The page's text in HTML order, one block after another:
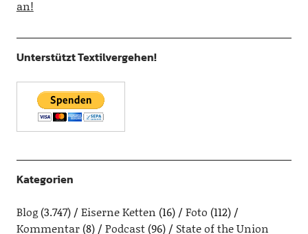
an!
Unterstützt Textilvergehen!
Kategorien
Blog(3.747) Eiserne Ketten (16) Foto (112)
Kommentar(8) Podcast(96) State of the Union